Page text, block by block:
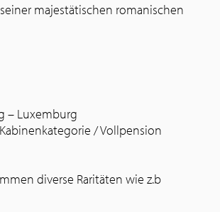
majestätischen romanischen
– Luxemburg
/ Vollpension
diverse Raritäten wie z.b